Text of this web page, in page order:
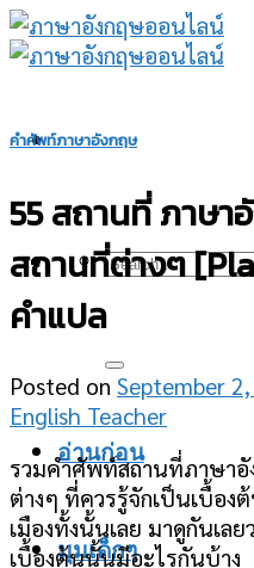
Skip
to
อ่านก่อน
มุมเด็กๆ
คำศัพท์ภาษาอังกฤษ
55 สถานที่ ภาษ
สถานที่ต่างๆ
คำแปล
Posted on September
English Teacher
รวมคำศัพท์สถานที่ภาษา
ต่างๆ ที่ควรรู้จักเป็นเบื้อ
เมืองทั้งนั้นเลย มาดูกันเล
เบื้องต้นนั้นมีอะไรกันบ้าง